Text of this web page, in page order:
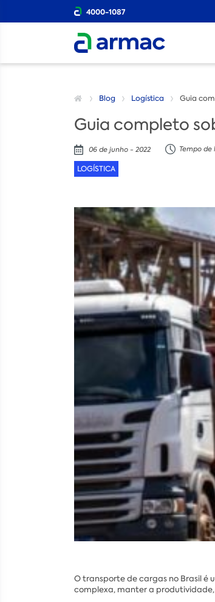
4000-1087
Blog Logística Guia
Guia completo
06 de junho - 2022 Tempo de
LOGÍSTICA
O transporte de cargas no Brasil é
complexa, manter a